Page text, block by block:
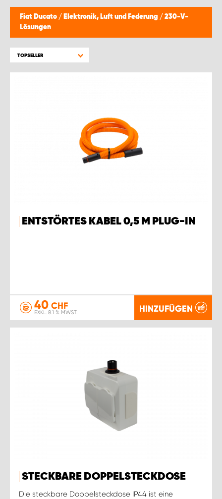
Fiat Ducato / Elektronik, Luft und Federung / 230-V-
Lösungen
TOPSELLER
ENTSTÖRTES KABEL 0,5 M PLUG-IN
40 CHF
EXKL. 8.1 % MWST. HINZUFÜGEN
STECKBARE DOPPELSTECKDOSE
Die steckbare Doppelsteckdose IP44 ist eine